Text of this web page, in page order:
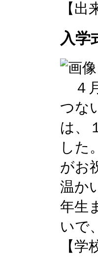
【出
入学
４
つな
は、
した
がお
温か
年生
いで
【学